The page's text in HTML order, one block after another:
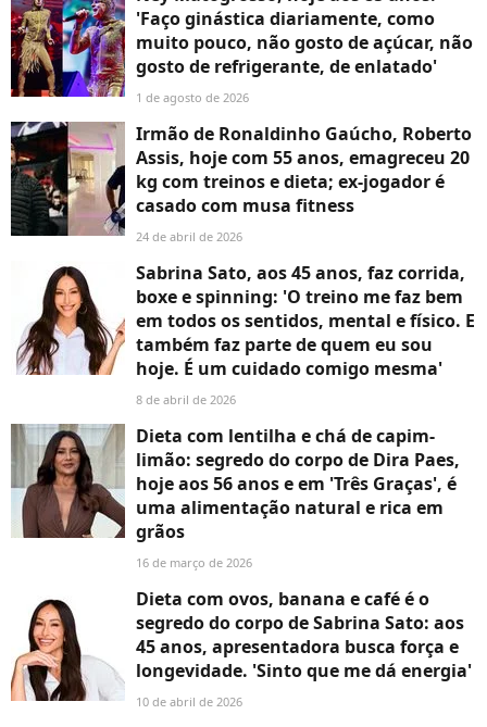
'Faço ginástica diariamente, como
muito pouco, não gosto de açúcar, não
gosto de refrigerante, de enlatado'
1 de agosto de 2026
Irmão de Ronaldinho Gaúcho, Roberto
Assis, hoje com 55 anos, emagreceu 20
kg com treinos e dieta; ex-jogador é
casado com musa fitness
24 de abril de 2026
Sabrina Sato, aos 45 anos, faz corrida,
boxe e spinning: 'O treino me faz bem
em todos os sentidos, mental e físico. E
também faz parte de quem eu sou
hoje. É um cuidado comigo mesma'
8 de abril de 2026
Dieta com lentilha e chá de capim-
limão: segredo do corpo de Dira Paes,
hoje aos 56 anos e em 'Três Graças', é
uma alimentação natural e rica em
grãos
16 de março de 2026
Dieta com ovos, banana e café é o
segredo do corpo de Sabrina Sato: aos
45 anos, apresentadora busca força e
longevidade. 'Sinto que me dá energia'
10 de abril de 2026